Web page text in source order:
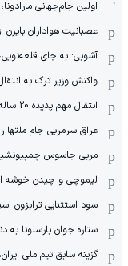
اولین جام‌جهانی
عصبانیت هواداران بایرن
آشوبی: به جای
واکنش وزیر ترک به
انتقال مهم پدیده 20 ساله منتفی شد (عکس)
عراق سرمربی جام ملتها
مربی جاسوس
لیموچی و چیدن خوشه
سود استثنایی ترابزون
ستاره جوان بارسلونا به
گزینه سابق تیم ملی